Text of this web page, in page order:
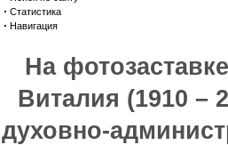
· Статистика
· Навигация
На
Виталия (1910 –
духовно-